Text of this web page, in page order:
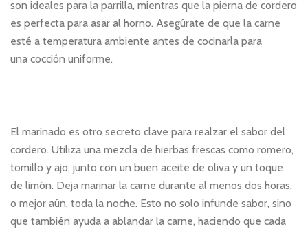
son ideales para la parrilla, mientras que la pierna de cordero
es perfecta para asar al horno. Asegúrate de que la carne
esté a temperatura ambiente antes de cocinarla para
una cocción uniforme.
El marinado es otro secreto clave para realzar el sabor del
cordero. Utiliza una mezcla de hierbas frescas como romero,
tomillo y ajo, junto con un buen aceite de oliva y un toque
de limón. Deja marinar la carne durante al menos dos horas,
o mejor aún, toda la noche. Esto no solo infunde sabor, sino
que también ayuda a ablandar la carne, haciendo que cada